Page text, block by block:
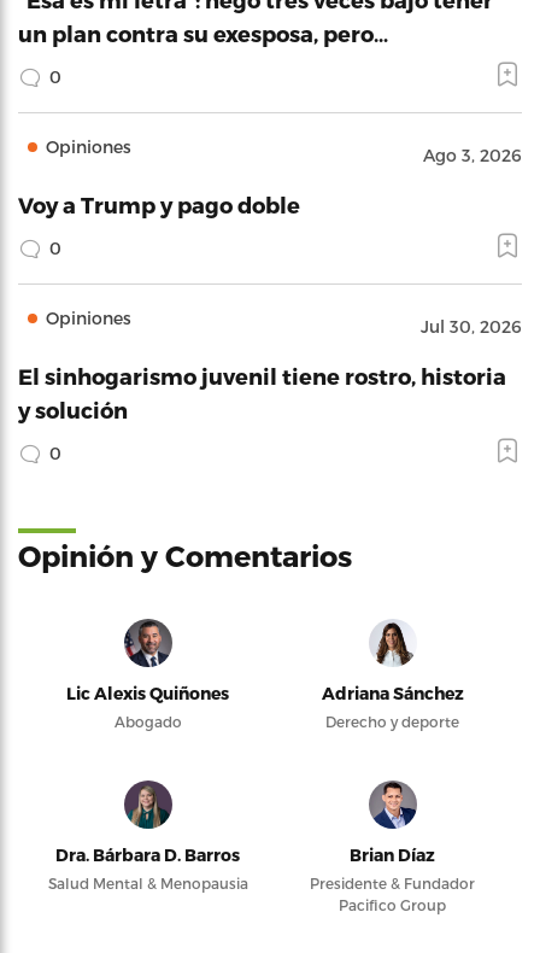
un plan contra su exesposa, pero…
0
Opiniones Ago 3, 2026
Voy a Trump y pago doble
0
Opiniones Jul 30, 2026
El sinhogarismo juvenil tiene rostro, historia
y solución
0
Opinión y Comentarios
Lic Alexis Quiñones
Abogado
Adriana Sánchez
Derecho y deporte
Dra. Bárbara D. Barros
Salud Mental & Menopausia
Brian Díaz
Presidente & Fundador
Pacifico Group